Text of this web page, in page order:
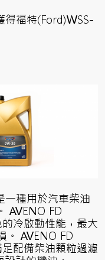
得福特(Ford)WSS-
一種用於汽車柴油
AVENO FD
冷啟動性能，最大
。 AVENO FD
配備柴油顆粒過濾